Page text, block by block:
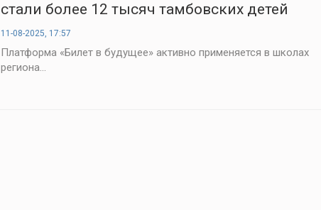
стали более 12 тысяч тамбовских детей
11-08-2025, 17:57
Платформа «Билет в будущее» активно применяется в школах
региона...